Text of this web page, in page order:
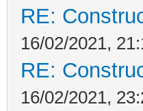
RE:
16/02/2021,
RE:
16/02/2021,